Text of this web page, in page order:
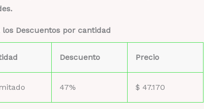
los Descuentos por cantidad
Descuento Precio
47% $ 47.170